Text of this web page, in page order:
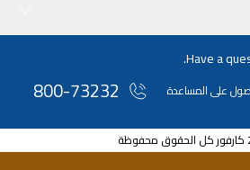
Have a
على المساعدة 800-73232